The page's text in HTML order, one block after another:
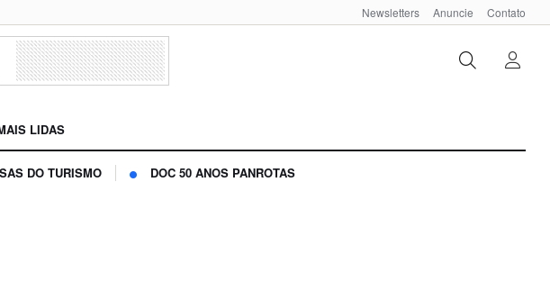
Newsletters Anuncie Contato
LIDAS
DO TURISMO DOC 50 ANOS PANROTAS